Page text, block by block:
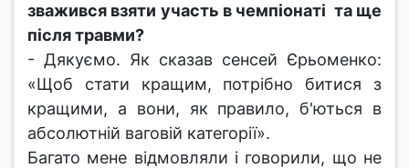
зважився взяти участь в чемпіонаті та ще
після травми?
- Дякуємо. Як сказав сенсей Єрьоменко:
«Щоб стати кращим, потрібно битися з
кращими, а вони, як правило, б'ються в
абсолютній ваговій категорії».
Багато мене відмовляли і говорили, що не